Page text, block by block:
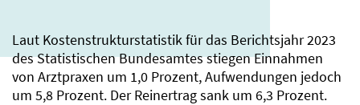
Laut Kostenstrukturstatistik für das Berichtsjahr 2023
des Statistischen Bundesamtes stiegen Einnahmen
von Arztpraxen um 1,0 Prozent, Aufwendungen jedoch
um 5,8 Prozent. Der Reinertrag sank um 6,3 Prozent.